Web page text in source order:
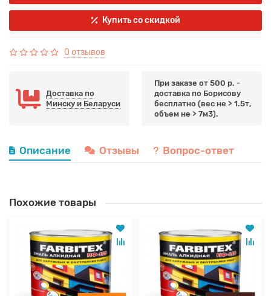
Купить со скидкой
0 отзывов
Доставка по
Минску и Беларуси
При заказе от 500 р. -
доставка по Борисову
бесплатно (вес не > 1.5т,
объем не > 7м3).
Описание Отзывы Вопрос-ответ
Похожие товары